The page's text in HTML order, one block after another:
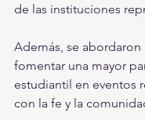
de las instituciones
Además, se abordaron
fomentar una mayor
estudiantil en eventos
con la fe y la